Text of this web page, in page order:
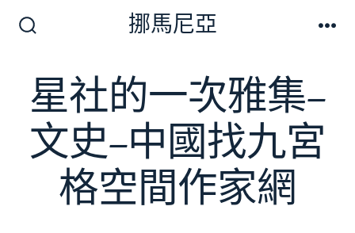
切
換
開
關
挪馬尼亞
星社的一次雅集–
文史–中國找九宮
格空間作家網